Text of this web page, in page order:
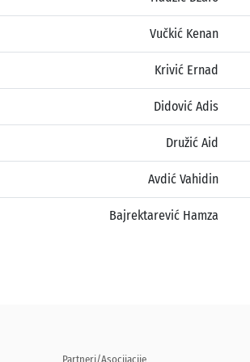
Vučkić Kenan
Krivić Ernad
Didović Adis
Družić Aid
Avdić Vahidin
Bajrektarević Hamza
Partneri/Asocijacije